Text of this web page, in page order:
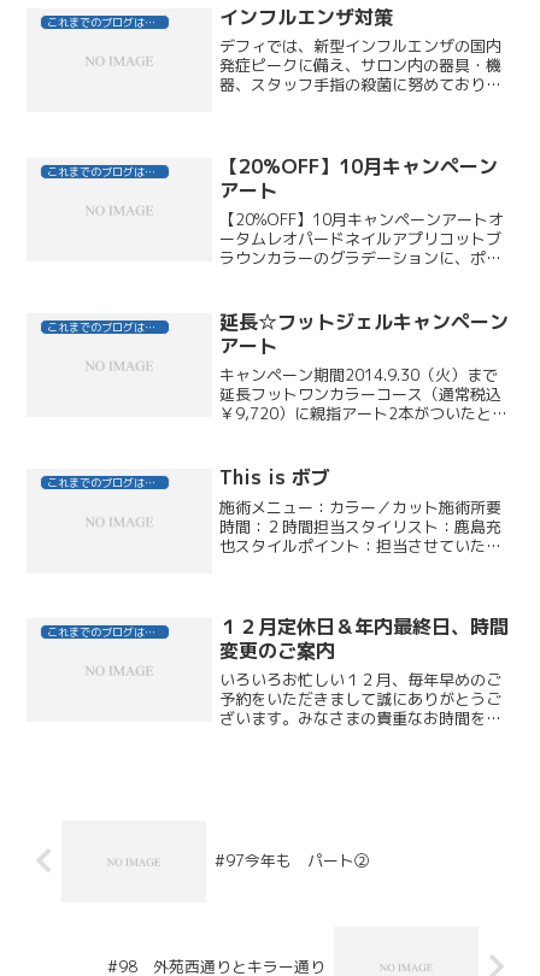
きないカラーの組み合わせ...
これまでのブログはこちら インフルエンザ対策
デフィでは、新型インフルエンザの国内
発症ピークに備え、サロン内の器具・機
器、スタッフ手指の殺菌に努めておりま
性・ノンアルコールなので...
これまでのブログはこちら
【20%OFF】10月キャンペーン
アート
【20%OFF】10月キャンペーンアートオ
ータムレオパードネイルアプリコットブ
ラウンカラーのグラデーションに、ポイ
大人アニマルネイル。ホログラムレオパ
ード4本。ハロウ...
これまでのブログはこちら
延長☆フットジェルキャンペーン
アート
キャンペーン期間2014.9.30（火）まで
延長フットワンカラーコース（通常税込
￥9,720）に親指アート2本がついたとっ
用いただき、ありがとうございます。
『もう一度...
これまでのブログはこちら This is ボブ
施術メニュー：カラー／カット施術所要
時間：２時間担当スタイリスト：鹿島充
也スタイルポイント：担当させていただ
ングカットでの毛量調節（...
これまでのブログはこちら
１２月定休日＆年内最終日、時間
変更のご案内
いろいろお忙しい１２月、毎年早めのご
予約をいただきまして誠にありがとうご
ざいます。みなさまの貴重なお時間を大
#97今年も パート②
#98 外苑西通りとキラー通り